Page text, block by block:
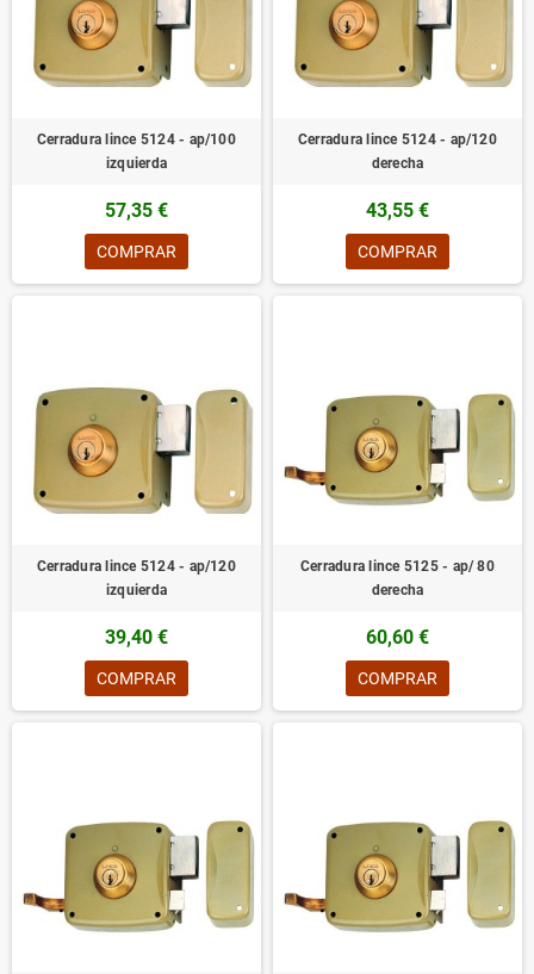
Cerradura lince 5124 - ap/100
izquierda
57,35 €
COMPRAR
Cerradura lince 5124 - ap/120
derecha
43,55 €
COMPRAR
Cerradura lince 5124 - ap/120
izquierda
39,40 €
COMPRAR
Cerradura lince 5125 - ap/ 80
derecha
60,60 €
COMPRAR